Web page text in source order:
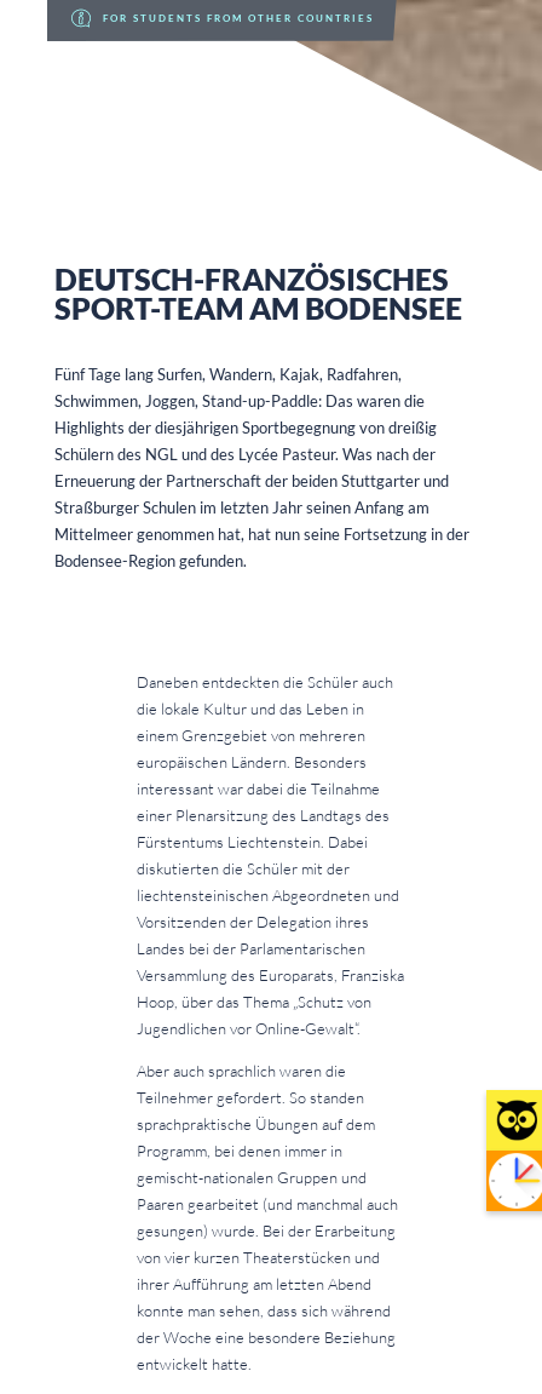
FOR STUDENTS FROM OTHER COUNTRIES
DEUTSCH-FRANZÖSISCHES
SPORT-TEAM AM BODENSEE
Fünf Tage lang Surfen, Wandern, Kajak, Radfahren,
Schwimmen, Joggen, Stand-up-Paddle: Das waren die
Highlights der diesjährigen Sportbegegnung von dreißig
Schülern des NGL und des Lycée Pasteur. Was nach der
Erneuerung der Partnerschaft der beiden Stuttgarter und
Straßburger Schulen im letzten Jahr seinen Anfang am
Mittelmeer genommen hat, hat nun seine Fortsetzung in der
Bodensee-Region gefunden.
Daneben entdeckten die Schüler auch
die lokale Kultur und das Leben in
einem Grenzgebiet von mehreren
europäischen Ländern. Besonders
interessant war dabei die Teilnahme
einer Plenarsitzung des Landtags des
Fürstentums Liechtenstein. Dabei
diskutierten die Schüler mit der
liechtensteinischen Abgeordneten und
Vorsitzenden der Delegation ihres
Landes bei der Parlamentarischen
Versammlung des Europarats, Franziska
Hoop, über das Thema „Schutz von
Jugendlichen vor Online-Gewalt“.
Aber auch sprachlich waren die
Teilnehmer gefordert. So standen
sprachpraktische Übungen auf dem
Programm, bei denen immer in
gemischt-nationalen Gruppen und
Paaren gearbeitet (und manchmal auch
gesungen) wurde. Bei der Erarbeitung
von vier kurzen Theaterstücken und
ihrer Aufführung am letzten Abend
konnte man sehen, dass sich während
der Woche eine besondere Beziehung
entwickelt hatte.